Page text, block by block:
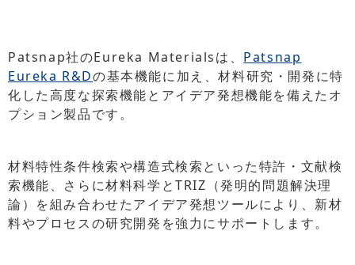
Patsnap社のEureka Materialsは、 Patsnap
Eureka R&Dの基本機能に加え、材料研究・開発に特
化した高度な探索機能とアイデア発想機能を備えたオ
プション製品です。
材料特性条件検索や構造式検索といった特許・文献検
索機能、さらに材料科学とTRIZ（発明的問題解決理
論）を組み合わせたアイデア発想ツールにより、新材
料やプロセスの研究開発を強力にサポートします。